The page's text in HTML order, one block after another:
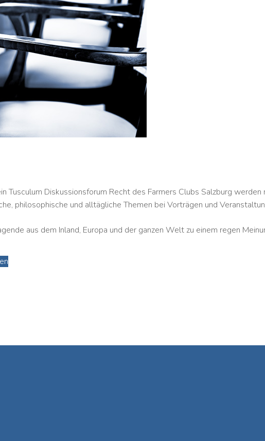
Tusculum Diskussionsforum Recht des Farmers Clubs Salzburg
philosophische und alltägliche Themen bei Vorträgen und
aus dem Inland, Europa und der ganzen Welt zu einem regen